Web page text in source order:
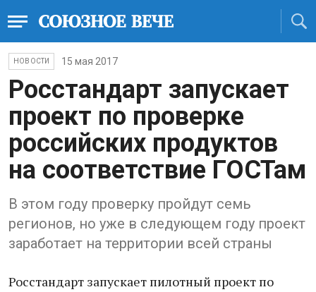
НОВОСТИ 15 мая 2017
Росстандарт запускает
проект по проверке
российских продуктов
на соответствие ГОСТам
В этом году проверку пройдут семь
регионов, но уже в следующем году проект
заработает на территории всей страны
Росстандарт запускает пилотный проект по